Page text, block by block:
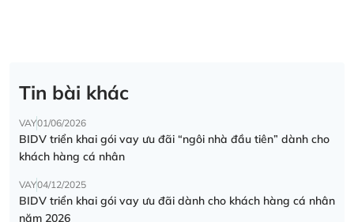
Tin bài khác
VAY01/06/2026
BIDV triển khai gói vay ưu đãi “ngôi nhà đầu tiên” dành cho
khách hàng cá nhân
VAY04/12/2025
BIDV triển khai gói vay ưu đãi dành cho khách hàng cá nhân
năm 2026